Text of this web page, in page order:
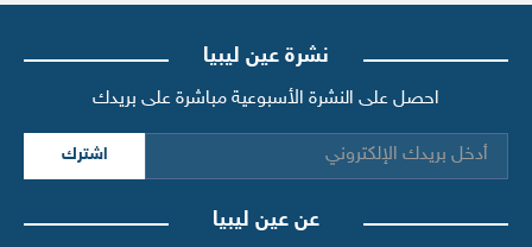
نشرة عين ليبيا
احصل على النشرة الأسبوعية مباشرة على بريدك
اشترك
عن عين ليبيا